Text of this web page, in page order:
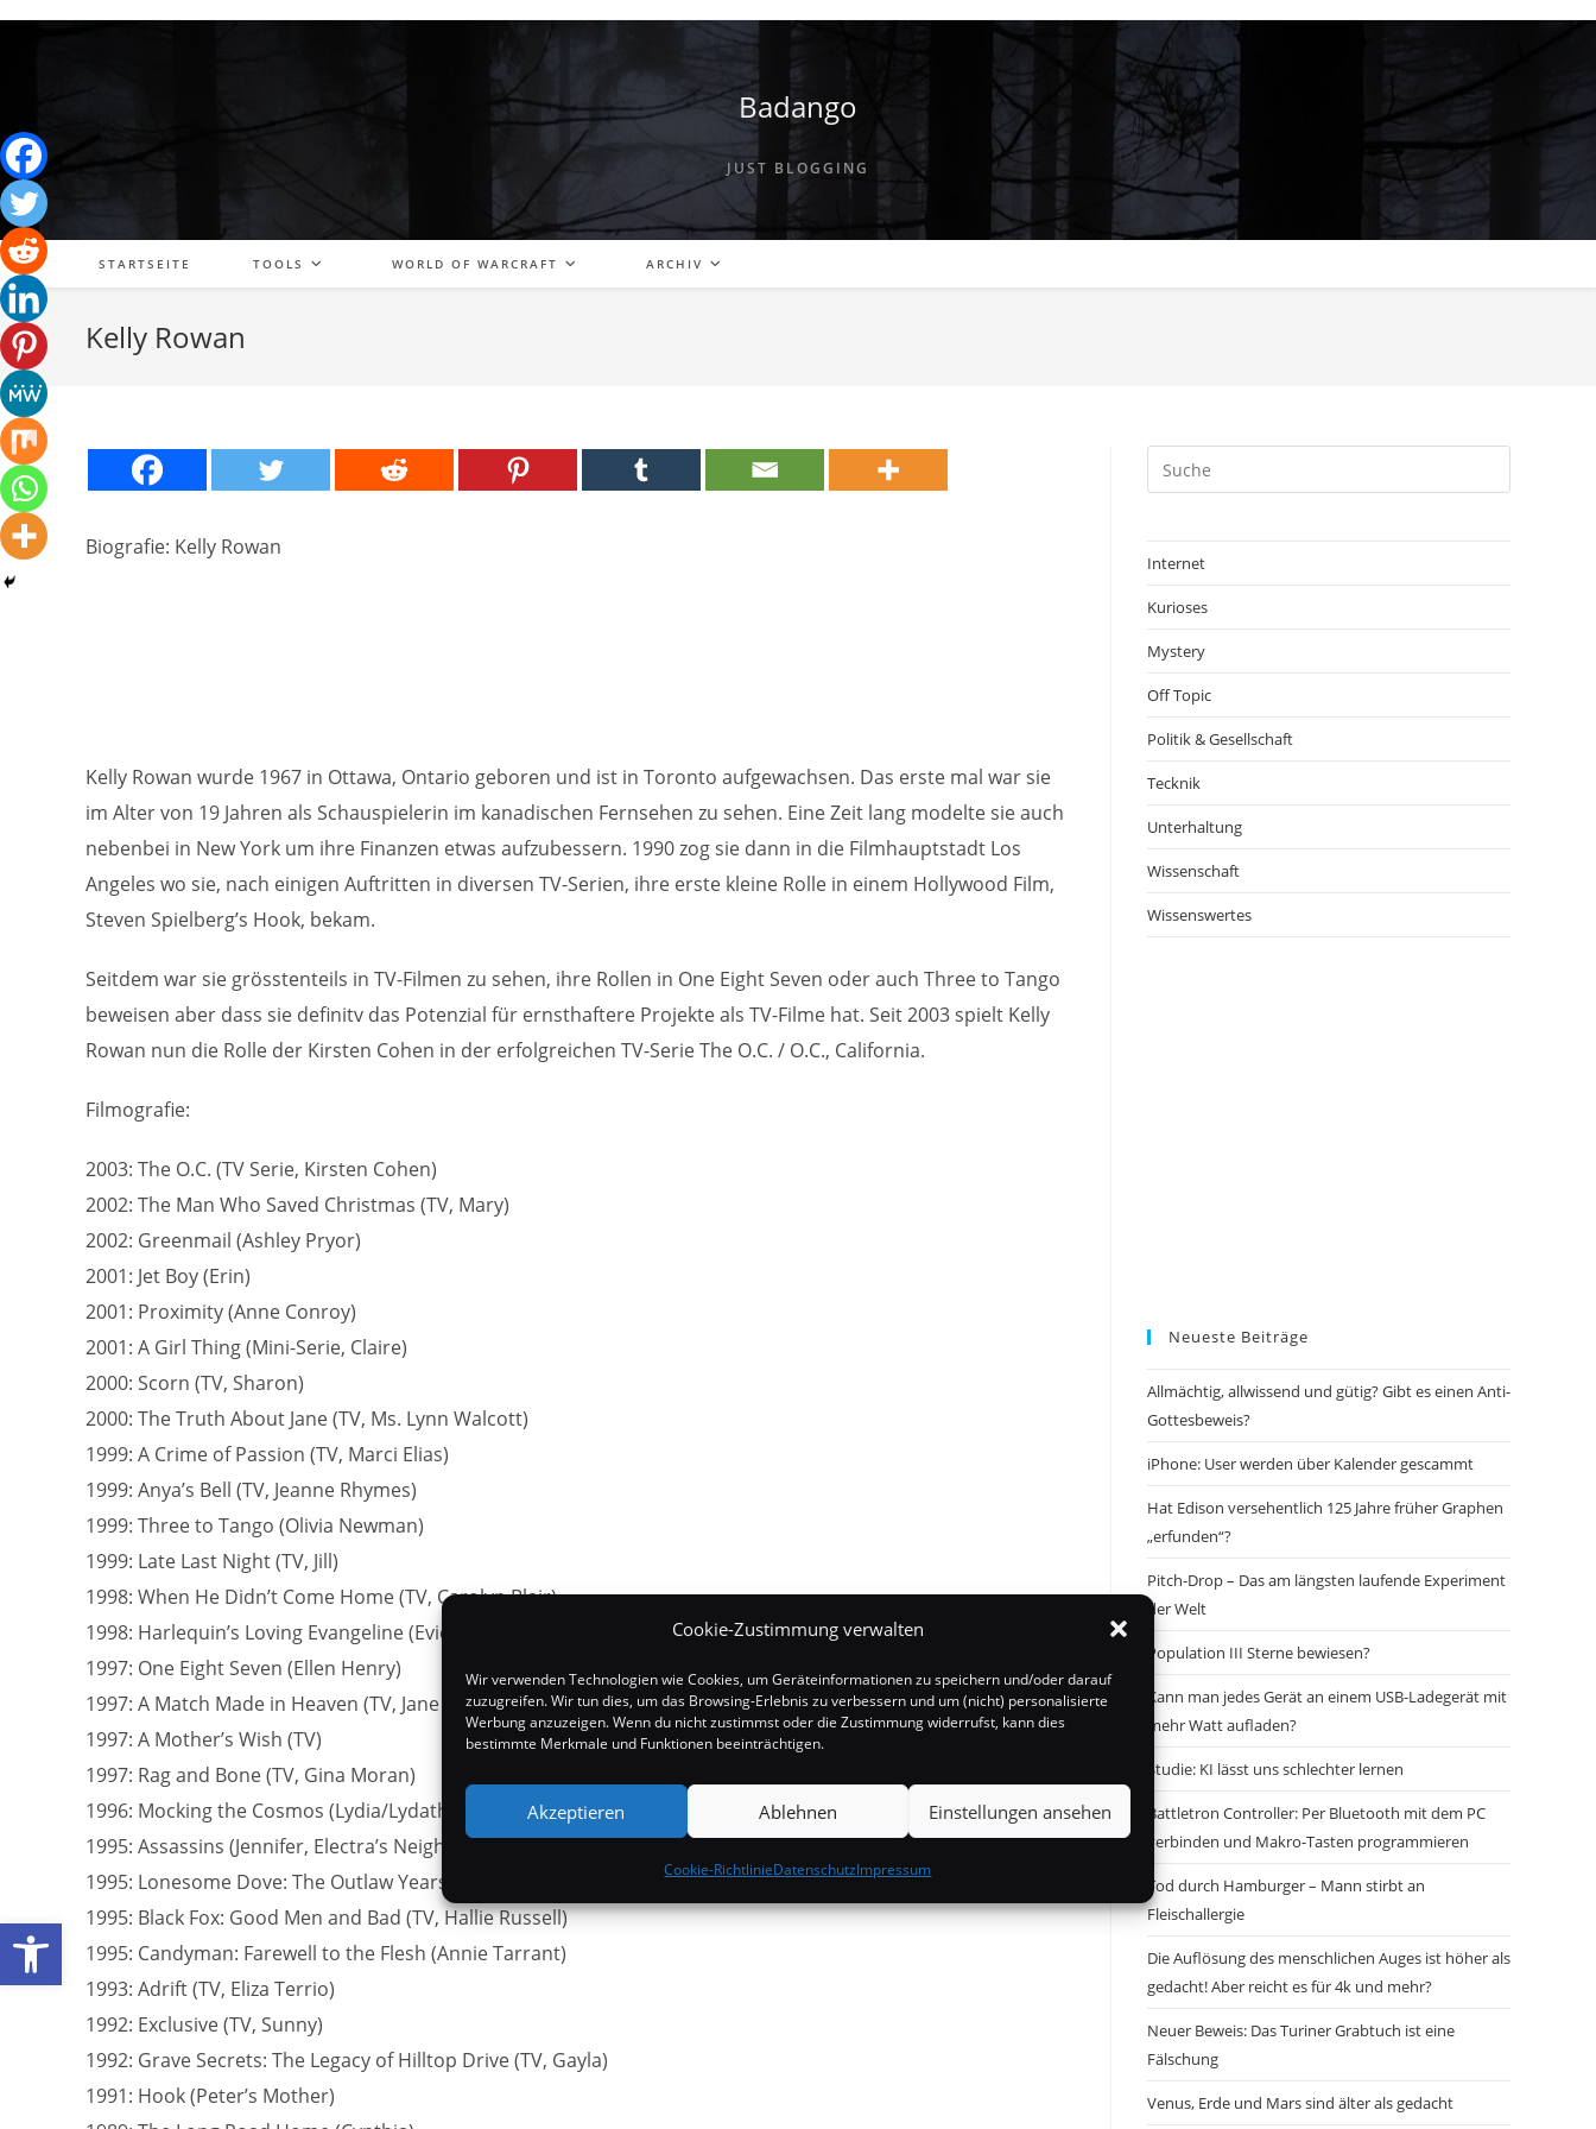
Werkzeugleiste öffnen
Cookie-Zustimmung verwalten
Wir verwenden Technologien wie Cookies, um Geräteinformationen zu speichern und/oder darauf
zuzugreifen. Wir tun dies, um das Browsing-Erlebnis zu verbessern und um (nicht) personalisierte
Werbung anzuzeigen. Wenn du nicht zustimmst oder die Zustimmung widerrufst, kann dies
bestimmte Merkmale und Funktionen beeinträchtigen.
Akzeptieren Ablehnen Einstellungen ansehen
Cookie-RichtlinieDatenschutzImpressum
Badango
JUST BLOGGING
STARTSEITE TOOLS WORLD OF WARCRAFT ARCHIV
Kelly Rowan
Biografie: Kelly Rowan
Kelly Rowan wurde 1967 in Ottawa, Ontario geboren und ist in Toronto aufgewachsen. Das erste mal war sie
im Alter von 19 Jahren als Schauspielerin im kanadischen Fernsehen zu sehen. Eine Zeit lang modelte sie auch
nebenbei in New York um ihre Finanzen etwas aufzubessern. 1990 zog sie dann in die Filmhauptstadt Los
Angeles wo sie, nach einigen Auftritten in diversen TV-Serien, ihre erste kleine Rolle in einem Hollywood Film,
Steven Spielberg’s Hook, bekam.
Seitdem war sie grösstenteils in TV-Filmen zu sehen, ihre Rollen in One Eight Seven oder auch Three to Tango
beweisen aber dass sie definitv das Potenzial für ernsthaftere Projekte als TV-Filme hat. Seit 2003 spielt Kelly
Rowan nun die Rolle der Kirsten Cohen in der erfolgreichen TV-Serie The O.C. / O.C., California.
Filmografie:
2003: The O.C. (TV Serie, Kirsten Cohen)
2002: The Man Who Saved Christmas (TV, Mary)
2002: Greenmail (Ashley Pryor)
2001: Jet Boy (Erin)
2001: Proximity (Anne Conroy)
2001: A Girl Thing (Mini-Serie, Claire)
2000: Scorn (TV, Sharon)
2000: The Truth About Jane (TV, Ms. Lynn Walcott)
1999: A Crime of Passion (TV, Marci Elias)
1999: Anya’s Bell (TV, Jeanne Rhymes)
1999: Three to Tango (Olivia Newman)
1999: Late Last Night (TV, Jill)
1998: When He Didn’t Come Home (TV, Carolyn Blair)
1998: Harlequin’s Loving Evangeline (Evie Shaw)
1997: One Eight Seven (Ellen Henry)
1997: A Match Made in Heaven (TV, Jane Cronin)
1997: A Mother’s Wish (TV)
1997: Rag and Bone (TV, Gina Moran)
1996: Mocking the Cosmos (Lydia/Lydathia)
1995: Assassins (Jennifer, Electra’s Neighbor)
1995: Lonesome Dove: The Outlaw Years (TV Serie, Mattie Shaw)
1995: Black Fox: Good Men and Bad (TV, Hallie Russell)
1995: Candyman: Farewell to the Flesh (Annie Tarrant)
1993: Adrift (TV, Eliza Terrio)
1992: Exclusive (TV, Sunny)
1992: Grave Secrets: The Legacy of Hilltop Drive (TV, Gayla)
1991: Hook (Peter’s Mother)
Internet
Kurioses
Mystery
Off Topic
Politik & Gesellschaft
Tecknik
Unterhaltung
Wissenschaft
Wissenswertes
Neueste Beiträge
Allmächtig, allwissend und gütig? Gibt es einen Anti-
Gottesbeweis?
iPhone: User werden über Kalender gescammt
Hat Edison versehentlich 125 Jahre früher Graphen
„erfunden“?
Pitch-Drop – Das am längsten laufende Experiment
der Welt
Population III Sterne bewiesen?
Kann man jedes Gerät an einem USB-Ladegerät mit
mehr Watt aufladen?
Studie: KI lässt uns schlechter lernen
Battletron Controller: Per Bluetooth mit dem PC
verbinden und Makro-Tasten programmieren
Tod durch Hamburger – Mann stirbt an
Fleischallergie
Die Auflösung des menschlichen Auges ist höher als
gedacht! Aber reicht es für 4k und mehr?
Neuer Beweis: Das Turiner Grabtuch ist eine
Fälschung
Venus, Erde und Mars sind älter als gedacht